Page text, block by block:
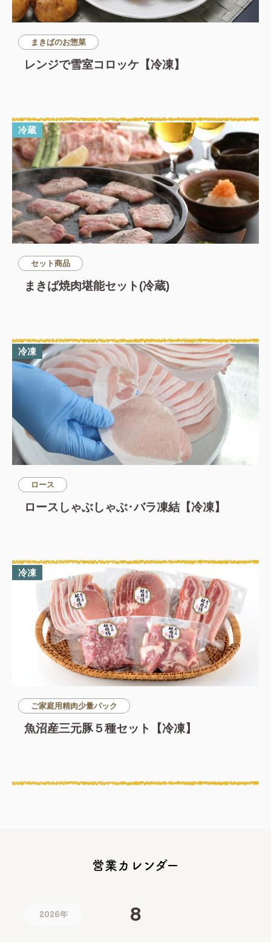
まきばのお惣菜
レンジで雪室コロッケ【冷凍】
冷蔵
セット商品
まきば焼肉堪能セット(冷蔵)
冷凍
ロース
ロースしゃぶしゃぶ･バラ凍結【冷凍】
冷凍
ご家庭用精肉少量パック
魚沼産三元豚５種セット【冷凍】
営業カレンダー
2026年 8